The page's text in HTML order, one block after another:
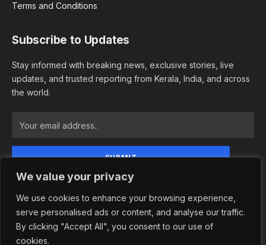
We value your privacy
We use cookies to enhance your browsing experience,
serve personalised ads or content, and analyse our traffic.
By clicking "Accept All", you consent to our use of
cookies.
Terms and Conditions
Subscribe to Updates
Stay informed with breaking news, exclusive stories, live
updates, and trusted reporting from Kerala, India, and across
the world.
By signing up, you agree to the our terms and our
Privacy Policy agreement.